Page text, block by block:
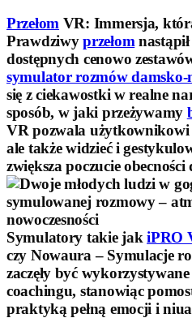
Przełom VR: Immersja,
Prawdziwyprzełom
dostępnych cenowo
symulator rozmów damsko-
się z ciekawostki w realne
sposób, w jaki przeżywamy
VR pozwala użytkownikowi
ale także widzieć i
zwiększa poczucie
Symulatory takie jakiPRO
czy Nowaura – Symulacje
zaczęły być
coachingu, stanowiąc
praktyką pełną emocji i